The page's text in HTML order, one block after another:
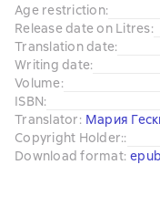
Age restriction:
Release date on Litres:
Translation date:
Writing date:
Volume:
ISBN:
Translator: Мария
Copyright Holder::
Download format: epub